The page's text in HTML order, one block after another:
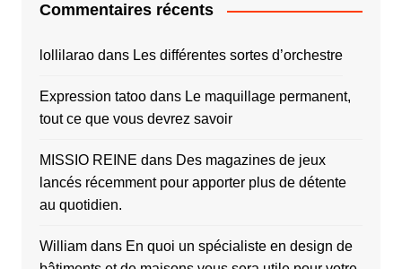
Commentaires récents
lollilaraodans Les différentes sortes d’orchestre
Expression tatoodans Le maquillage permanent,
tout ce que vous devrez savoir
MISSIO REINE dans Des magazines de jeux
lancés récemment pour apporter plus de détente
au quotidien.
Williamdans En quoi un spécialiste en design de